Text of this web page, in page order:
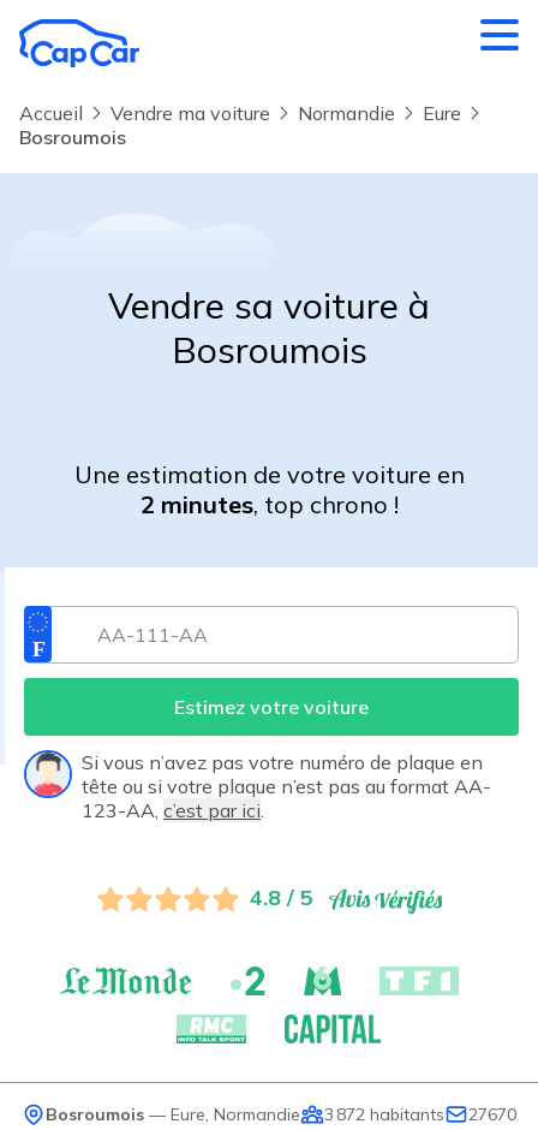
Accueil Vendre ma voiture Normandie
Eure
Bosroumois
Vendre sa voiture à
Bosroumois
Une estimation de votre voiture en
2 minutes, top chrono !
Estimez votre voiture
Si vous n’avez pas votre numéro de plaque en
tête ou si votre plaque n’est pas au format AA-
123-AA, c’est par ici
4.8 / 5
Bosroumois — Eure Normandie 3 872 habitants 27670